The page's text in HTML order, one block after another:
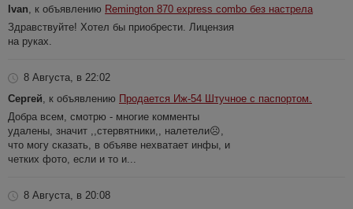
Ivan , к объявлению Remington 870 express combo без настрела
Здравствуйте! Хотел бы приобрести. Лицензия
на руках.
8 Августа, в 22:02
Сергей , к объявлению Продается Иж-54 Штучное с паспортом.
Добра всем, смотрю - многие комменты
удалены, значит ,,стервятники,, налетели☹️,
что могу сказать, в объяве нехватает инфы, и
четких фото, если и то и...
8 Августа, в 20:08